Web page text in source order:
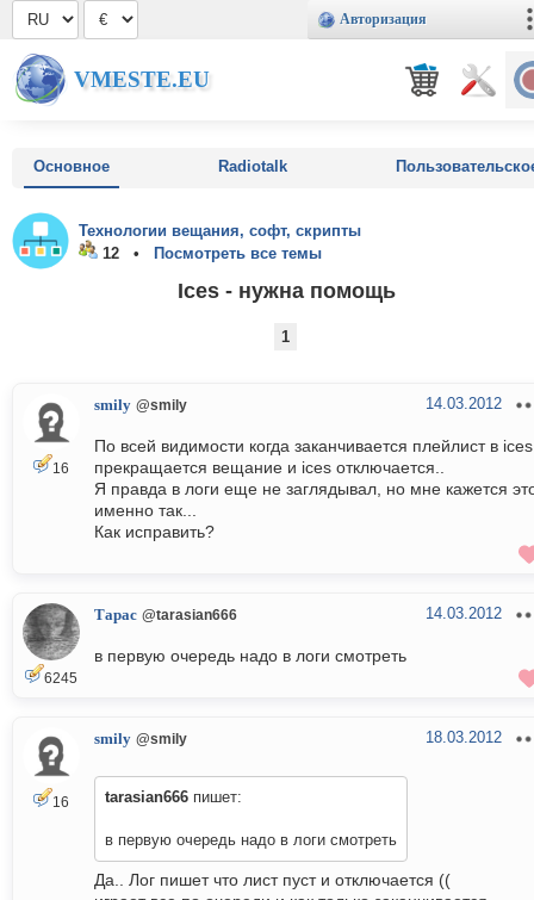
Авторизация
VMESTE.EU
Основное Radiotalk
Технологии вещания, софт, скрипты
12 •
Посмотреть все темы
Ices - нужна помощь
1
16
smily @smily 14.03.2012
По всей видимости когда заканчивается плейлист в
прекращается вещание и ices отключается..
Я правда в логи еще не заглядывал, но мне кажется
именно так...
Как исправить?
6245
Тарас @tarasian666 14.03.2012
в первую очередь надо в логи смотреть
16
smily @smily 18.03.2012
tarasian666 пишет:
в первую очередь надо в логи смотреть
Да.. Лог пишет что лист пуст и отключается ((